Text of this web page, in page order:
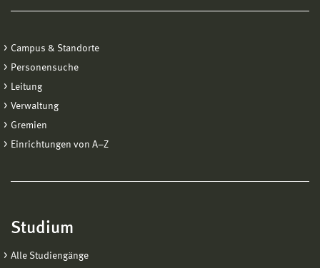
Campus & Standorte
Personensuche
Leitung
Verwaltung
Gremien
Einrichtungen von A−Z
Studium
Alle Studiengänge